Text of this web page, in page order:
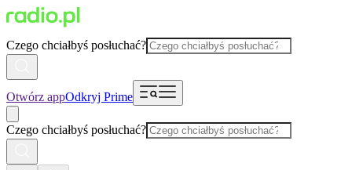
Czego chciałbyś posłuchać?
Otwórz appOdkryj Prime
Czego chciałbyś posłuchać?